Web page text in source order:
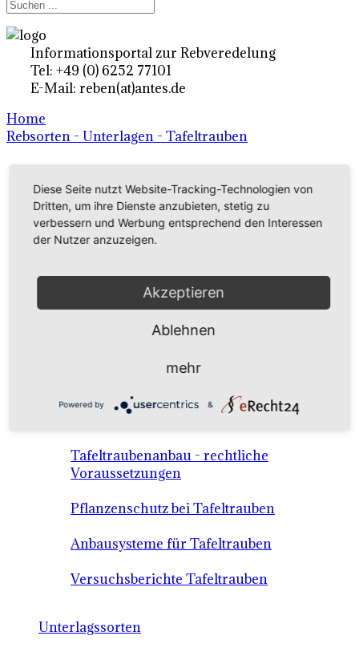
Informationsportal zur Rebveredelung
Tel: +49 (0) 6252 77101
E-Mail: reben(at)antes.de
Home
Rebsorten - Unterlagen - Tafeltrauben
Ertragsrebsorten A-Z
in Deutschland
Anbausysteme & Recht
Tafeltrauben A-Z Sortenbeschreibungen
Tafeltraubenanbau - rechtliche
Voraussetzungen
Pflanzenschutz bei Tafeltrauben
Anbausysteme für Tafeltrauben
Versuchsberichte Tafeltrauben
Unterlagssorten
Diese Seite nutzt Website-Tracking-Technologien von
Dritten, um ihre Dienste anzubieten, stetig zu
verbessern und Werbung entsprechend den Interessen
der Nutzer anzuzeigen.
Akzeptieren
Ablehnen
mehr
Powered by &